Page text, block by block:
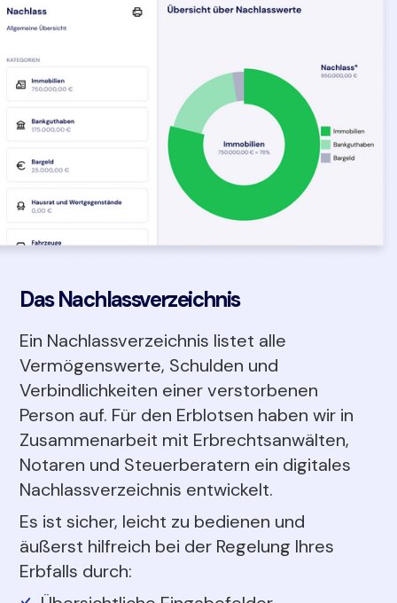
Das Nachlassverzeichnis
Ein Nachlassverzeichnis listet alle
Vermögenswerte, Schulden und
Verbindlichkeiten einer verstorbenen
Person auf. Für den Erblotsen haben wir in
Zusammenarbeit mit Erbrechtsanwälten,
Notaren und Steuerberatern ein digitales
Nachlassverzeichnis entwickelt.
Es ist sicher, leicht zu bedienen und
äußerst hilfreich bei der Regelung Ihres
Erbfalls durch: